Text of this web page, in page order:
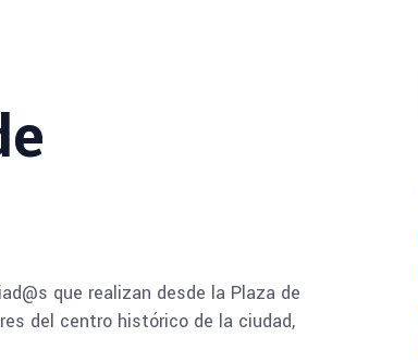
que realizan desde la Plaza de
del centro histórico de la ciudad,